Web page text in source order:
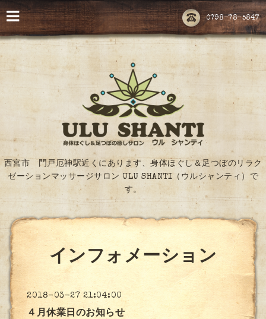
0798-78-5847
西宮市 門戸厄神駅近くにあります、身体ほぐし＆足つぼのリラク
ゼーションマッサージサロン ULU SHANTI（ウルシャンティ）で
す。
インフォメーション
2018-03-27 21:04:00
４月休業日のお知らせ